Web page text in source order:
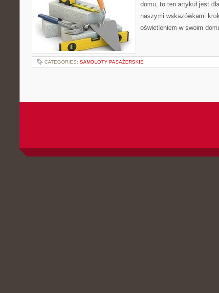
domu, to ten artykuł jest
naszymi wskazówkami
oświetleniem w swoim
CATEGORIES: SAMOLOTY PASAŻERSKIE